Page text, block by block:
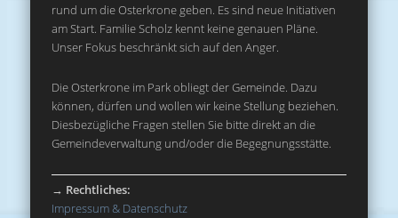
rund um die Osterkrone geben. Es sind neue Initiativen
am Start. Familie Scholz kennt keine genauen Pläne.
Unser Fokus beschränkt sich auf den Anger.
Die Osterkrone im Park obliegt der Gemeinde. Dazu
können, dürfen und wollen wir keine Stellung beziehen.
Diesbezügliche Fragen stellen Sie bitte direkt an die
Gemeindeverwaltung und/oder die Begegnungsstätte.
→ Rechtliches:
Impressum & Datenschutz